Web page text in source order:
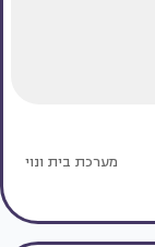
מערכת בית ונוי